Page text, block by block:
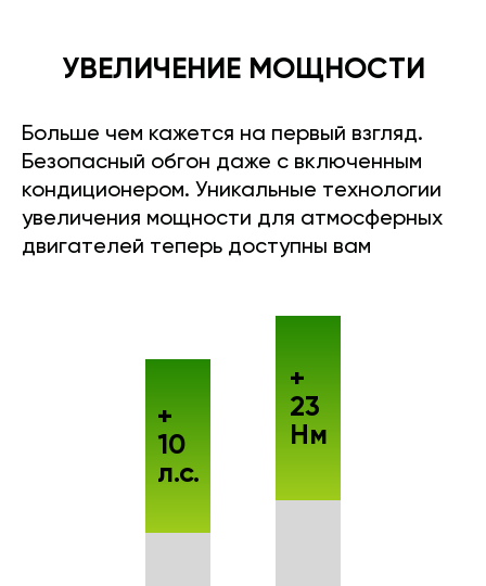
УВЕЛИЧЕНИЕ МОЩНОСТИ
Больше чем кажется на первый взгляд.
Безопасный обгон даже с включенным
кондиционером. Уникальные технологии
увеличения мощности для атмосферных
двигателей теперь доступны вам
+
10
л.с.
+
23
Нм